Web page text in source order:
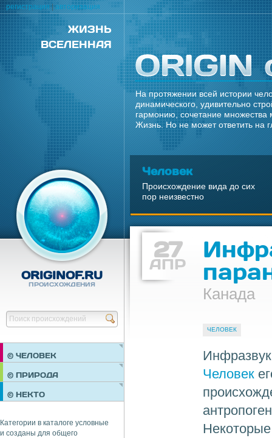
ЖИЗНЬ
ВСЕЛЕННАЯ
На протяжении всей истории
динамического, удивительно
гармонию, сочетание множества
Жизнь. Но не может ответить на
Человек
Происхождение вида до сих
пор неизвестно
ORIGINOF.RU
ПРОИСХОЖДЕНИЯ
© ЧЕЛОВЕК
ПРАЗДНИКИ
ОБЩЕСТВО
© ПРИРОДА
© НЕКТО
Категории в каталоге условные
и созданы для общего
27
АПР
Канада
ЧЕЛОВЕК
Инфразвук
Человек
регистрация|авторизация